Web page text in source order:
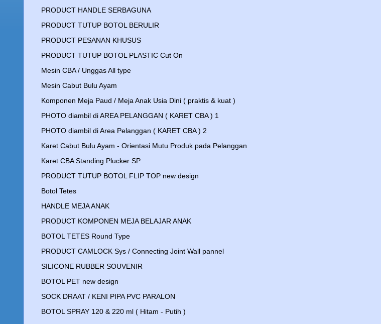
PRODUCT HANDLE SERBAGUNA
PRODUCT TUTUP BOTOL BERULIR
PRODUCT PESANAN KHUSUS
PRODUCT TUTUP BOTOL PLASTIC Cut On
Mesin CBA / Unggas All type
Mesin Cabut Bulu Ayam
Komponen Meja Paud / Meja Anak Usia Dini ( praktis & kuat )
PHOTO diambil di AREA PELANGGAN ( KARET CBA ) 1
PHOTO diambil di Area Pelanggan ( KARET CBA ) 2
Karet Cabut Bulu Ayam - Orientasi Mutu Produk pada Pelanggan
Karet CBA Standing Plucker SP
PRODUCT TUTUP BOTOL FLIP TOP new design
Botol Tetes
HANDLE MEJA ANAK
PRODUCT KOMPONEN MEJA BELAJAR ANAK
BOTOL TETES Round Type
PRODUCT CAMLOCK Sys / Connecting Joint Wall pannel
SILICONE RUBBER SOUVENIR
BOTOL PET new design
SOCK DRAAT / KENI PIPA PVC PARALON
BOTOL SPRAY 120 & 220 ml ( Hitam - Putih )